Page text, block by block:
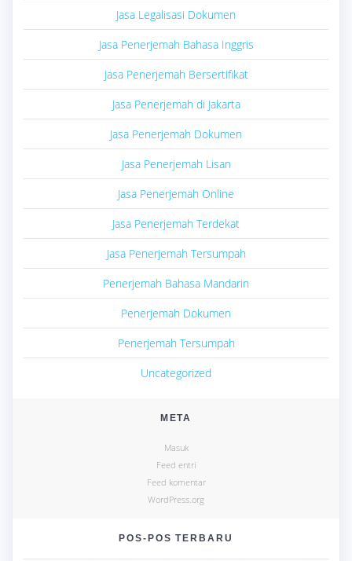
Jasa Legalisasi Dokumen
Jasa Penerjemah Bahasa Inggris
Jasa Penerjemah Bersertifikat
Jasa Penerjemah di Jakarta
Jasa Penerjemah Dokumen
Jasa Penerjemah Lisan
Jasa Penerjemah Online
Jasa Penerjemah Terdekat
Jasa Penerjemah Tersumpah
Penerjemah Bahasa Mandarin
Penerjemah Dokumen
Penerjemah Tersumpah
Uncategorized
META
Masuk
Feed entri
Feed komentar
WordPress.org
POS-POS TERBARU